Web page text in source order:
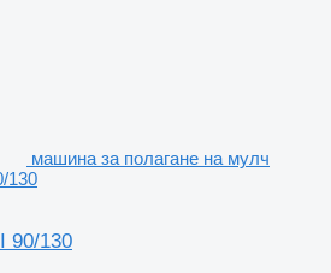
машина за полагане на мулч
130
90/130